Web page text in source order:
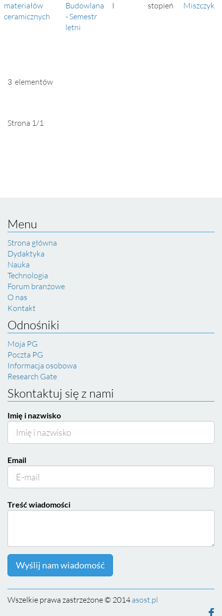
materiałów
ceramicznych
Budowlana
- Semestr
letni
I
stopień
Miszczyk
3 elementów
Strona 1/1
Menu
Strona główna
Dydaktyka
Nauka
Technologia
Forum branżowe
O nas
Kontakt
Odnośniki
Moja PG
Poczta PG
Informacja osobowa
Research Gate
Skontaktuj się z nami
Imię i nazwisko
Email
Treść wiadomości
Wyślij nam wiadomość
Wszelkie prawa zastrzeżone © 2014 asost.pl